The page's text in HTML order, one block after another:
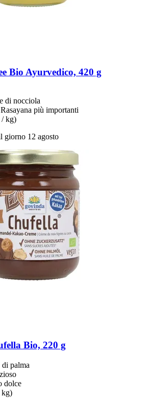
Bio Ayurvedico, 420 g
di nocciola
più importanti
/ kg)
giorno 12 agosto
Bio, 220 g
di palma
dolce
kg)